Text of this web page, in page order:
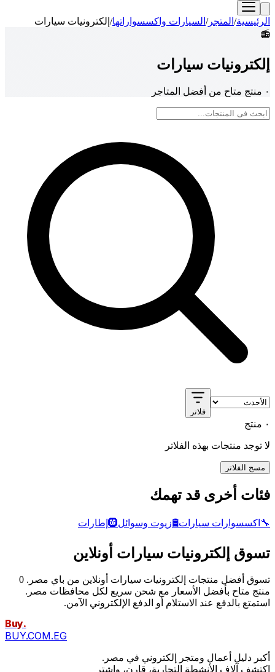
الرئيسية/ المتجر/ السيارات واكسسواراتها/ إلكترونيات سيارات
📻
إلكترونيات سيارات
٠ منتج متاح من أفضل المتاجر
فلاتر
٠ منتج
لا توجد منتجات بهذه الفلاتر
مسح الفلاتر
فئات أخرى قد تهمك
🔧 اكسسوارات سيارات🛢️زيوت وسوائل🛞 إطارات
تسوق إلكترونيات سيارات أونلاين
تسوق أفضل منتجات إلكترونيات سيارات أونلاين من باي مصر. 0
منتج متاح بأفضل الأسعار مع شحن سريع لكل محافظات مصر.
استمتع بالدفع عند الاستلام أو الدفع الإلكتروني الآمن.
Buy.
BUY.COM.EG
أكبر دليل أعمال ومتجر إلكتروني في مصر.
اكتشف آلاف الأنشطة التجارية، قارن، واشترِ